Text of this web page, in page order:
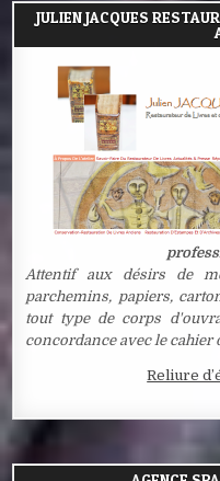
JULIEN JACQUES
Attentif aux désirs de
parchemins, papiers,
tout type de corps
concordance avec le cahier
Reliure